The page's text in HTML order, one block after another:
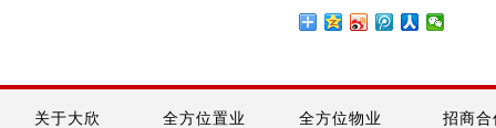
关于大欣 全方位置业 全方位物业 招商合